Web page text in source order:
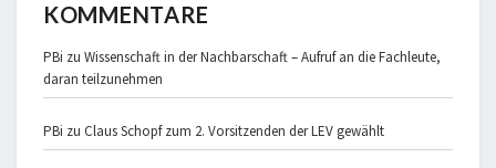
KOMMENTARE
PBi zu Wissenschaft in der Nachbarschaft – Aufruf an die Fachleute,
daran teilzunehmen
PBi zu Claus Schopf zum 2. Vorsitzenden der LEV gewählt